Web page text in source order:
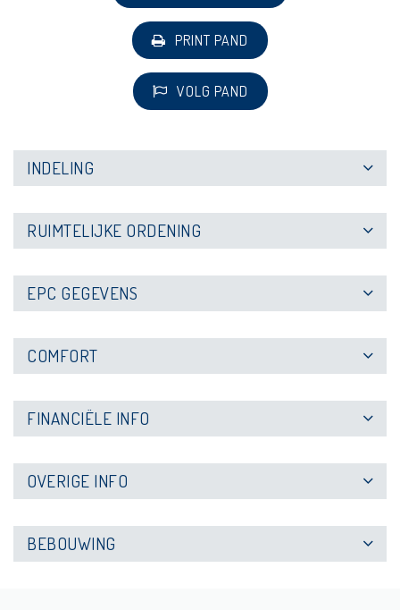
PRINT PAND
VOLG PAND
INDELING
RUIMTELIJKE ORDENING
EPC GEGEVENS
COMFORT
FINANCIËLE INFO
OVERIGE INFO
BEBOUWING